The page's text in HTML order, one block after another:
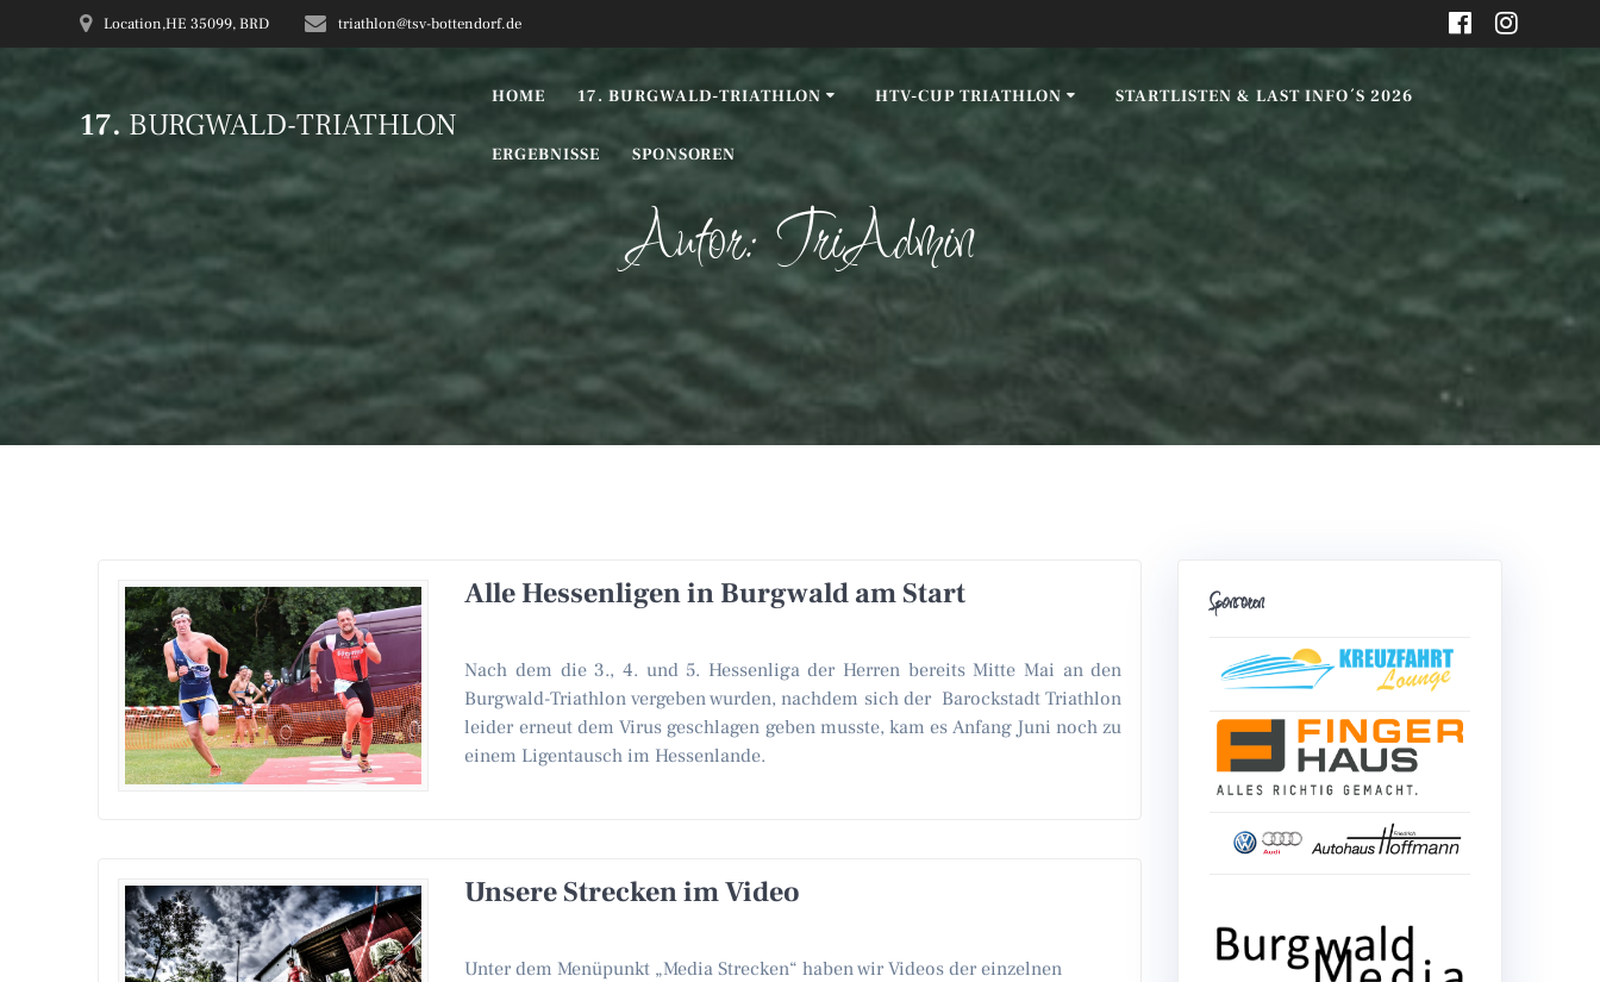
Inhalt
Location,HE 35099, BRD triathlon@tsv-bottendorf.de
17. BURGWALD-TRIATHLON
HOME 17. BURGWALD-TRIATHLON HTV-CUP TRIATHLON STARTLISTEN & LAST INFO´S 2026
ERGEBNISSE SPONSOREN
Autor:TriAdmin
Alle Hessenligen in Burgwald am Start
Nach dem die 3., 4. und 5. Hessenliga der Herren bereits Mitte Mai an den
Burgwald-Triathlon vergeben wurden, nachdem sich der Barockstadt Triathlon
leider erneut dem Virus geschlagen geben musste, kam es Anfang Juni noch zu
einem Ligentausch im Hessenlande.
Unsere Strecken im Video
Unter dem Menüpunkt „Media Strecken“ haben wir Videos der einzelnen
Sponsoren